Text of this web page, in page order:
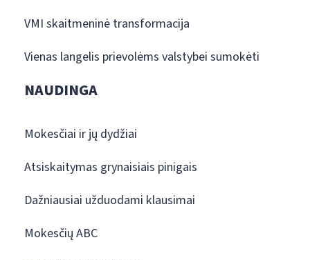
VMI skaitmeninė transformacija
Vienas langelis prievolėms valstybei sumokėti
NAUDINGA
Mokesčiai ir jų dydžiai
Atsiskaitymas grynaisiais pinigais
Dažniausiai užduodami klausimai
Mokesčių ABC